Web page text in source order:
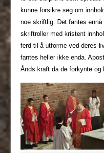
kunne forsikre seg om
noe skriftlig. Det fantes
skriftroller med kristent
ferd til å utforme ved deres
fantes heller ikke enda.
Ånds kraft da de forkynte og